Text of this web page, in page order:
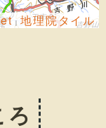
| 地理院タイル
ろ